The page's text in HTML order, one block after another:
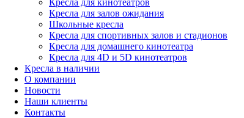
Кресла для кинотеатров
Кресла для залов ожидания
Школьные кресла
Кресла для спортивных залов и стадионов
Кресла для домашнего кинотеатра
Кресла для 4D и 5D кинотеатров
Кресла в наличии
О компании
Новости
Наши клиенты
Контакты